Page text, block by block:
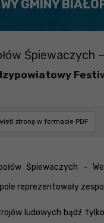
GMINY
Śpiewaczych
stronę w formacie PDF
Śpiewaczych –
reprezentowały
ludowych bądź